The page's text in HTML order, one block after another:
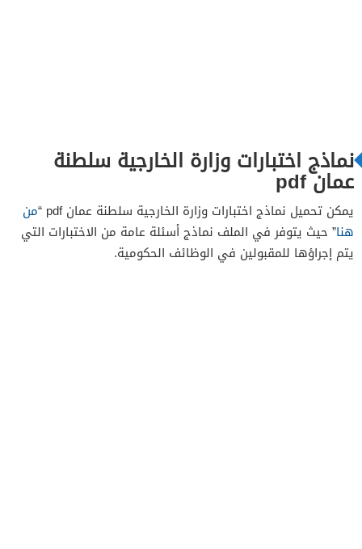
نماذج اختبارات وزارة الخارجية سلطنة
عمان pdf
يمكن تحميل نماذج اختبارات وزارة الخارجية سلطنة عمان pdf “ من
هنا” حيث يتوفر في الملف نماذج أسئلة عامة من الاختبارات التي
يتم إجراؤها للمقبولين في الوظائف الحكومية.